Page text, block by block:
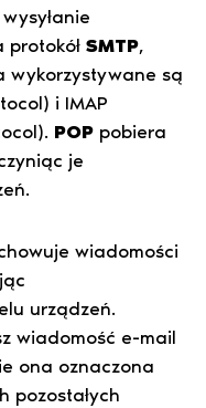
SMTP,
wykorzystywane są
i IMAP
POP pobiera
je
wiadomości
urządzeń.
wiadomość e-mail
ona oznaczona
pozostałych